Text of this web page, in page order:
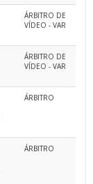
ÁRBITRO DE
VÍDEO - VAR
ÁRBITRO DE
VÍDEO - VAR
ÁRBITRO
ÁRBITRO